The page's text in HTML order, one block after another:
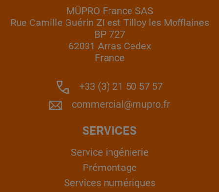
MÜPRO France SAS
Rue Camille Guérin ZI est Tilloy les Mofflaines
BP 727
62031 Arras Cedex
France
+33 (3) 21 50 57 57
commercial@mupro.fr
SERVICES
Service ingénierie
Prémontage
Services numériques